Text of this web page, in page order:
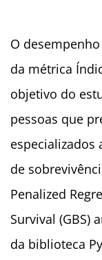
O
da métrica
objetivo do
pessoas que
especializados
de
Penalized
Survival (GBS)
da biblioteca